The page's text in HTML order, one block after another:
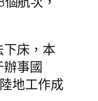
床，本
事國
地工作成